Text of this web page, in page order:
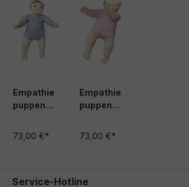
Empathie
puppen
73,00 €*
Empathie
puppen
73,00 €*
Service-Hotline